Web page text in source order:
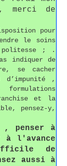
merci de
pour
le soins
politesse ; .
indiquer de
se cacher
d’impunité ,
et la
pensez-y,
, penser à
à l'avance
de
aussi à